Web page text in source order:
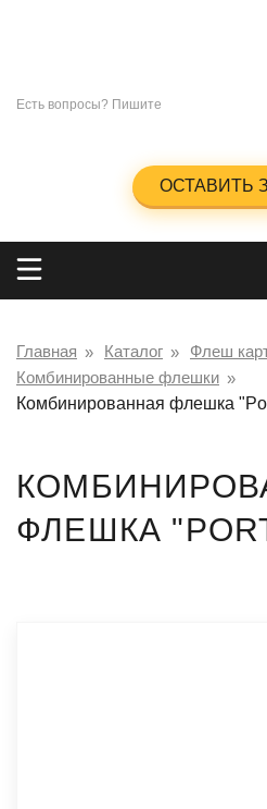
Есть вопросы? Пишите
ОСТАВИТЬ
Главная Каталог
Флеш
Комбинированные флешки
Комбинированная флешка
ФЛЕШКА